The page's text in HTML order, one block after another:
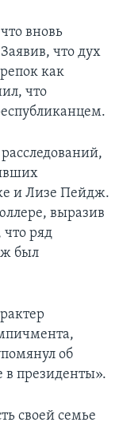
вновь
что дух
как
что
и Лизе Пейдж.
выразив
что ряд
был
об
в президенты».
своей семье